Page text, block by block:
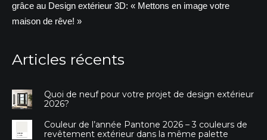
grâce au Design extérieur 3D: « Mettons en image votre
maison de rêve! »
Articles récents
Quoi de neuf pour votre projet de design extérieur
2026?
Couleur de l’année Pantone 2026 – 3 couleurs de
revêtement extérieur dans la même palette